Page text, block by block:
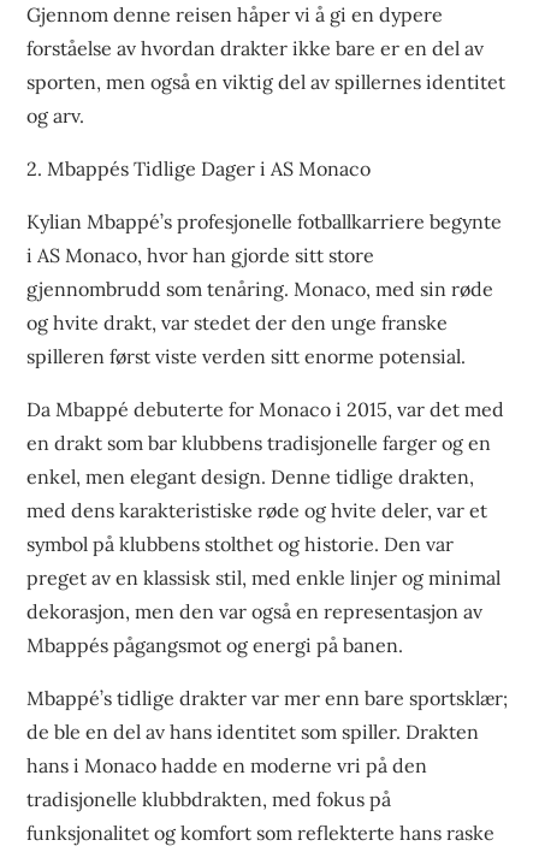
Gjennom denne reisen håper vi å gi en dypere
forståelse av hvordan drakter ikke bare er en del av
sporten, men også en viktig del av spillernes identitet
og arv.
2. Mbappés Tidlige Dager i AS Monaco
Kylian Mbappé’s profesjonelle fotballkarriere begynte
i AS Monaco, hvor han gjorde sitt store
gjennombrudd som tenåring. Monaco, med sin røde
og hvite drakt, var stedet der den unge franske
spilleren først viste verden sitt enorme potensial.
Da Mbappé debuterte for Monaco i 2015, var det med
en drakt som bar klubbens tradisjonelle farger og en
enkel, men elegant design. Denne tidlige drakten,
med dens karakteristiske røde og hvite deler, var et
symbol på klubbens stolthet og historie. Den var
preget av en klassisk stil, med enkle linjer og minimal
dekorasjon, men den var også en representasjon av
Mbappés pågangsmot og energi på banen.
Mbappé’s tidlige drakter var mer enn bare sportsklær;
de ble en del av hans identitet som spiller. Drakten
hans i Monaco hadde en moderne vri på den
tradisjonelle klubbdrakten, med fokus på
funksjonalitet og komfort som reflekterte hans raske